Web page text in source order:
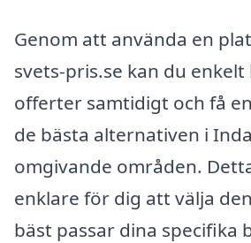
Genom att använda en
svets-pris.se kan du
offerter samtidigt och få
de bästa alternativen i
omgivande områden.
enklare för dig att välja
bäst passar dina specifika